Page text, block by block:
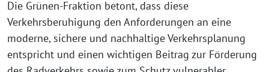
Die Grünen-Fraktion betont, dass diese
Verkehrsberuhigung den Anforderungen an eine
moderne, sichere und nachhaltige Verkehrsplanung
entspricht und einen wichtigen Beitrag zur Förderung